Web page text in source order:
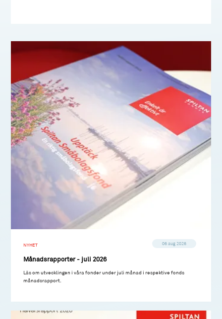
NYHET 06 aug 2026
Månadsrapporter - juli 2026
Läs om utvecklingen i våra fonder under juli månad i respektive fonds
månadsrapport.